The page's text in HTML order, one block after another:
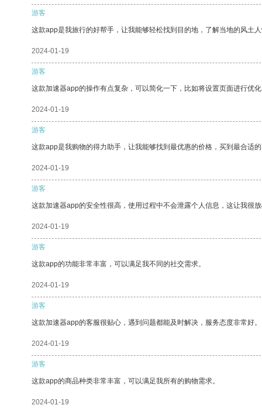
游客
这款app是我旅行的好帮手，让我能够轻松找到目的地，了解当地的风土人
2024-01-19
游客
这款加速器app的操作有点复杂，可以简化一下，比如将设置页面进行优化
2024-01-19
游客
这款app是我购物的得力助手，让我能够找到最优惠的价格，买到最合适的
2024-01-19
游客
这款加速器app的安全性很高，使用过程中不会泄露个人信息，这让我很
2024-01-19
游客
这款app的功能非常丰富，可以满足我不同的社交需求。
2024-01-19
游客
这款加速器app的客服很贴心，遇到问题都能及时解决，服务态度非常好。
2024-01-19
游客
这款app的商品种类非常丰富，可以满足我所有的购物需求。
2024-01-19